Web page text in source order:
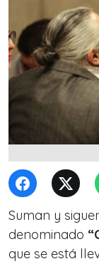
Suman y
denominado
que se está